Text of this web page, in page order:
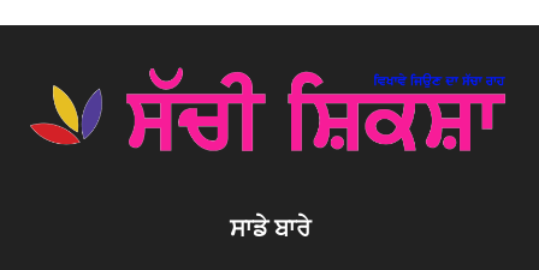
ਸਾਡੇ ਬਾਰੇ